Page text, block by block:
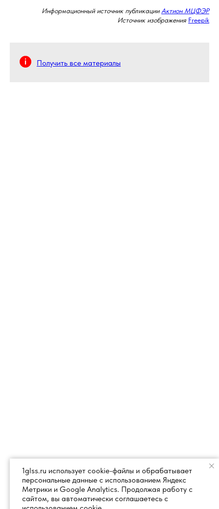
Информационный источник публикации Актион МЦФЭР
Источник изображения Freepik
Получить все материалы
1glss.ru использует cookie-файлы и обрабатывает
персональные данные с использованием Яндекс
Метрики и Google Analytics. Продолжая работу с
сайтом, вы автоматически соглашаетесь с